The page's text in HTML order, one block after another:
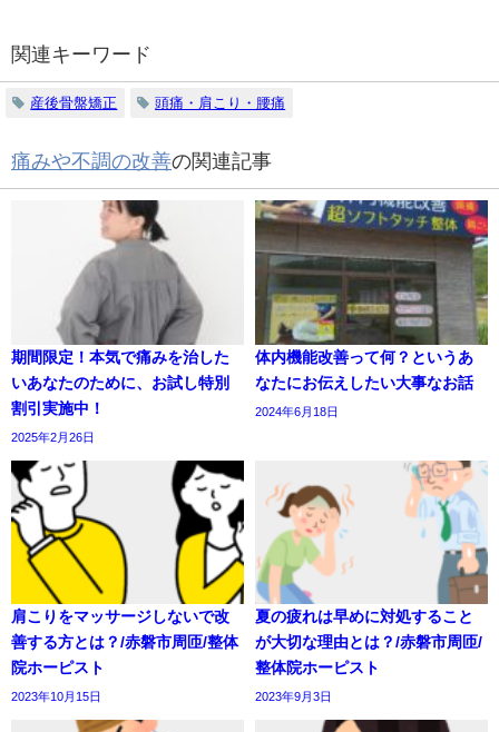
関連キーワード
産後骨盤矯正 頭痛・肩こり・腰痛
痛みや不調の改善の関連記事
期間限定！本気で痛みを治した
いあなたのために、お試し特別
割引実施中！
2025年2月26日
体内機能改善って何？というあ
なたにお伝えしたい大事なお話
2024年6月18日
肩こりをマッサージしないで改
善する方とは？/赤磐市周匝/整体
院ホーピスト
2023年10月15日
夏の疲れは早めに対処すること
が大切な理由とは？/赤磐市周匝/
整体院ホーピスト
2023年9月3日